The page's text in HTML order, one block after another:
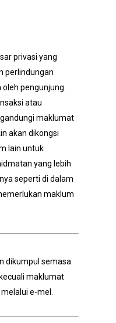
privasi yang
perlindungan
pengunjung.
atau
maklumat
akan dikongsi
lain untuk
yang lebih
seperti di dalam
maklum
dikumpul semasa
maklumat
e-mel.